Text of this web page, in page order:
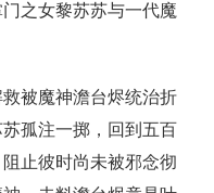
之女黎苏苏与一代魔
救被魔神澹台烬统治折
孤注一掷，回到五百
止彼时尚未被邪念彻